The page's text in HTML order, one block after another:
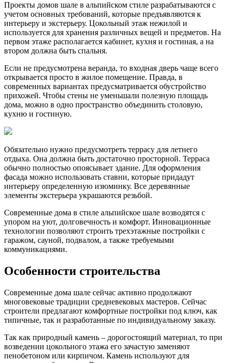
Проекты домов шале в альпийском стиле разрабатываются с
учетом основных требований, которые предъявляются к
интерьеру и экстерьеру. Цокольный этаж нежилой и
используется для хранения различных вещей и предметов. На
первом этаже располагается кабинет, кухня и гостиная, а на
втором должна быть спальня.
Если не предусмотрена веранда, то входная дверь чаще всего
открывается просто в жилое помещение. Правда, в
современных вариантах предусматривается обустройство
прихожей. Чтобы стены не уменьшали полезную площадь
дома, можно в одно пространство объединить столовую,
кухню и гостиную.
Обязательно нужно предусмотреть террасу для летнего
отдыха. Она должна быть достаточно просторной. Терраса
обычно полностью опоясывает здание. Для оформления
фасада можно использовать ставни, которые придадут
интерьеру определенную изюминку. Все деревянные
элементы экстерьера украшаются резьбой.
Современные дома в стиле альпийское шале возводятся с
упором на уют, долговечность и комфорт. Инновационные
технологии позволяют строить трехэтажные постройки с
гаражом, сауной, подвалом, а также требуемыми
коммуникациями.
Особенности строительства
Современные дома шале сейчас активно продолжают
многовековые традиции средневековых мастеров. Сейчас
строители предлагают комфортные постройки под ключ, как
типичные, так и разработанные по индивидуальному заказу.
Так как природный камень – дорогостоящий материал, то при
возведении цокольного этажа его зачастую заменяют
пенобетоном или кирпичом. Камень используют для